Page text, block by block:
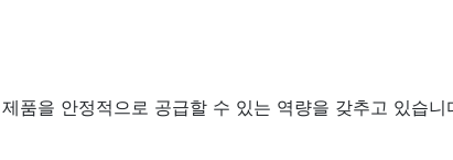
품을 안정적으로 공급할 수 있는 역량을 갖추고 있습